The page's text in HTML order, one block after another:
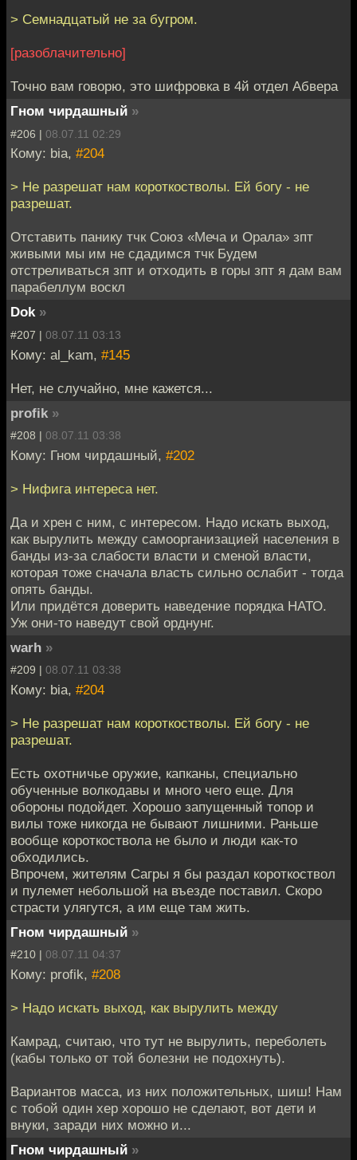
> Семнадцатый не за бугром.
[разоблачительно]
Точно вам говорю, это шифровка в 4й отдел Абвера
Гном чирдашный »
#206 | 08.07.11 02:29
Кому: bia, #204
> Не разрешат нам короткостволы. Ей богу - не
разрешат.
Отставить панику тчк Союз «Меча и Орала» зпт
живыми мы им не сдадимся тчк Будем
отстреливаться зпт и отходить в горы зпт я дам вам
парабеллум воскл
Dok »
#207 | 08.07.11 03:13
Кому: al_kam, #145
Нет, не случайно, мне кажется...
profik »
#208 | 08.07.11 03:38
Кому: Гном чирдашный, #202
> Нифига интереса нет.
Да и хрен с ним, с интересом. Надо искать выход,
как вырулить между самоорганизацией населения в
банды из-за слабости власти и сменой власти,
которая тоже сначала власть сильно ослабит - тогда
опять банды.
Или придётся доверить наведение порядка НАТО.
Уж они-то наведут свой орднунг.
warh »
#209 | 08.07.11 03:38
Кому: bia, #204
> Не разрешат нам короткостволы. Ей богу - не
разрешат.
Есть охотничье оружие, капканы, специально
обученные волкодавы и много чего еще. Для
обороны подойдет. Хорошо запущенный топор и
вилы тоже никогда не бывают лишними. Раньше
вообще короткоствола не было и люди как-то
обходились.
Впрочем, жителям Сагры я бы раздал короткоствол
и пулемет небольшой на въезде поставил. Скоро
страсти улягутся, а им еще там жить.
Гном чирдашный »
#210 | 08.07.11 04:37
Кому: profik, #208
> Надо искать выход, как вырулить между
Камрад, считаю, что тут не вырулить, переболеть
(кабы только от той болезни не подохнуть).
Вариантов масса, из них положительных, шиш! Нам
с тобой один хер хорошо не сделают, вот дети и
внуки, заради них можно и...
Гном чирдашный »